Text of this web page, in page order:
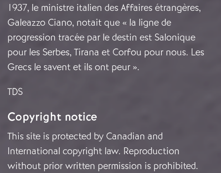
1937, le ministre italien des Affaires étrangères,
Galeazzo Ciano, notait que « la ligne de
progression tracée par le destin est Salonique
pour les Serbes, Tirana et Corfou pour nous. Les
Grecs le savent et ils ont peur ».
TDS
Copyright notice
This site is protected by Canadian and
International copyright law. Reproduction
without prior written permission is prohibited.